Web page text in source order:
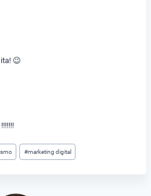
😉
#marketing digital